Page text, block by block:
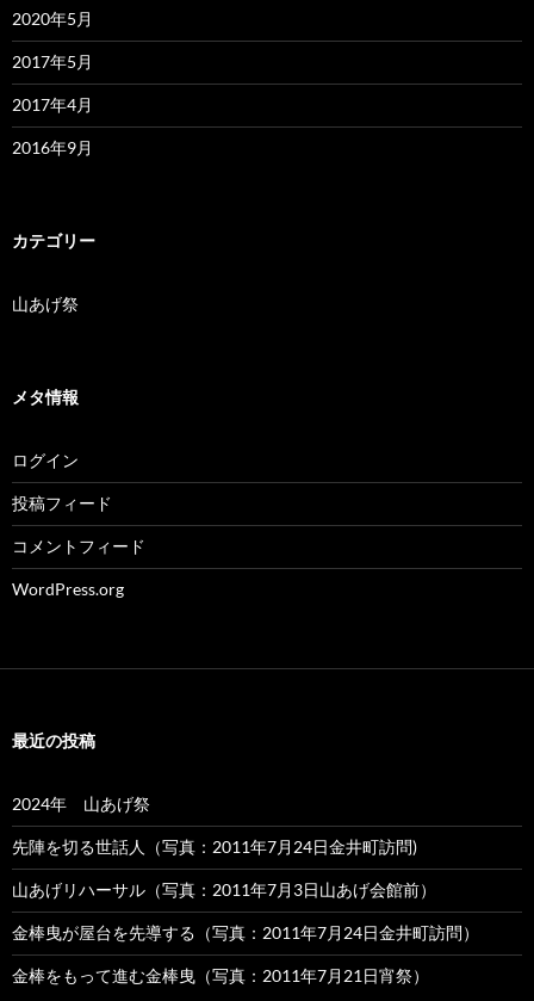
2020年5月
2017年5月
2017年4月
2016年9月
カテゴリー
山あげ祭
メタ情報
ログイン
投稿フィード
コメントフィード
WordPress.org
最近の投稿
2024年 山あげ祭
先陣を切る世話人（写真：2011年7月24日金井町訪問)
山あげリハーサル（写真：2011年7月3日山あげ会館前）
金棒曳が屋台を先導する（写真：2011年7月24日金井町訪問）
金棒をもって進む金棒曳（写真：2011年7月21日宵祭）